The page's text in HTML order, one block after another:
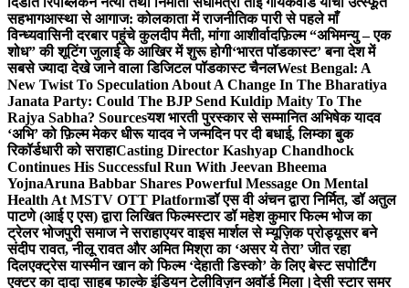
सहभागआस्था से आगाज: कोलकाता में राजनीतिक पारी से पहले माँ
विन्ध्यवासिनी दरबार पहुंचे कुलदीप मैती, मांगा आशीर्वादफ़िल्म “अभिमन्यु – एक
शोध” की शूटिंग जुलाई के आखिर में शुरू होगी‘भारत पॉडकास्ट’ बना देश में
सबसे ज्यादा देखे जाने वाला डिजिटल पॉडकास्ट चैनलWest Bengal: A
New Twist To Speculation About A Change In The Bharatiya
Janata Party: Could The BJP Send Kuldip Maity To The
Rajya Sabha? Sourcesयश भारती पुरस्कार से सम्मानित अभिषेक यादव
‘अभि’ को फ़िल्म मेकर धीरू यादव ने जन्मदिन पर दी बधाई, लिम्का बुक
रिकॉर्डधारी को सराहाCasting Director Kashyap Chandhock
Continues His Successful Run With Jeevan Bheema
YojnaAruna Babbar Shares Powerful Message On Mental
Health At MSTV OTT Platformडॉ एस वी अंचन द्वारा निर्मित, डॉ अतुल
पाटणे (आई ए एस) द्वारा लिखित फिल्मस्टार डॉ महेश कुमार फिल्म भोज का
ट्रेलर भोजपुरी समाज ने सराहाएयर वाइस मार्शल से म्यूज़िक प्रोड्यूसर बने
संदीप रावत, नीलू रावत और अमित मिश्रा का ‘असर ये तेरा’ जीत रहा
दिलएक्ट्रेस यास्मीन खान को फिल्म ‘देहाती डिस्को’ के लिए बेस्ट सपोर्टिंग
एक्टर का दादा साहब फाल्के इंडियन टेलीविज़न अवॉर्ड मिला।देसी स्टार समर